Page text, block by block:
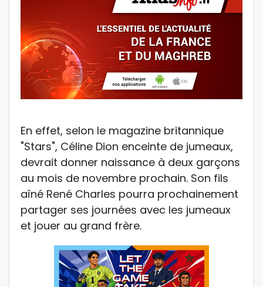
En effet, selon le magazine britannique
"Stars", Céline Dion enceinte de jumeaux,
devrait donner naissance à deux garçons
au mois de novembre prochain. Son fils
aîné René Charles pourra prochainement
partager ses journées avec les jumeaux
et jouer au grand frère.